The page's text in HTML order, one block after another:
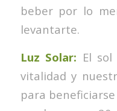
beber por lo
levantarte.
Luz Solar: El
vitalidad y
para